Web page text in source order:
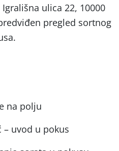
ulica 22, 10000
pregled sortnog
na polju
– uvod u pokus